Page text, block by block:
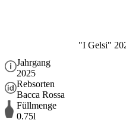
"I Gelsi"
Jahrgang
2025
Rebsorten
Bacca Rossa
Füllmenge
0.75l